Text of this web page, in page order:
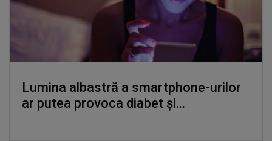
Lumina albastră a smartphone-urilor
ar putea provoca diabet și...